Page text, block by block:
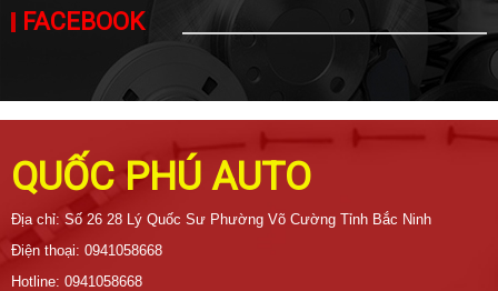
FACEBOOK
QUỐC PHÚ AUTO
Địa chỉ: Số 26 28 Lý Quốc Sư Phường Võ Cường Tỉnh Bắc Ninh
Điện thoại: 0941058668
Hotline: 0941058668